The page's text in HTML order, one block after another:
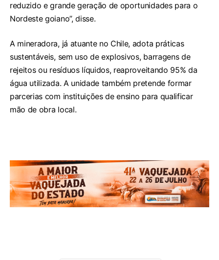
reduzido e grande geração de oportunidades para o
Nordeste goiano”, disse.
A mineradora, já atuante no Chile, adota práticas
sustentáveis, sem uso de explosivos, barragens de
rejeitos ou resíduos líquidos, reaproveitando 95% da
água utilizada. A unidade também pretende formar
parcerias com instituições de ensino para qualificar
mão de obra local.